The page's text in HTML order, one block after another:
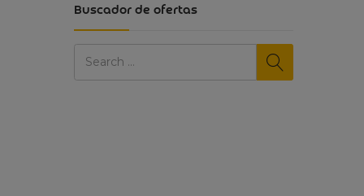
Buscador de ofertas